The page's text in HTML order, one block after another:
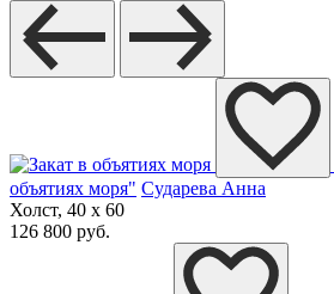
объятиях моря" Сударева Анна
Холст, 40 x 60
126 800 руб.